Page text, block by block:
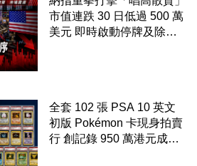
市值連跌 30 日低過 500 萬
美元 即時啟動停牌及除牌
全套 102 張 PSA 10 英文
初版 Pokémon 卡現身拍賣
行 創記錄 950 萬港元成交